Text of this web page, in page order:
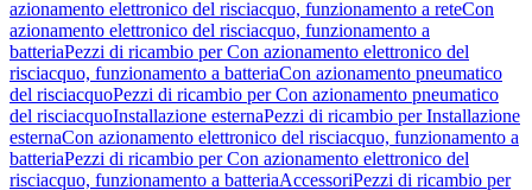
azionamento elettronico del risciacquo, funzionamento a reteCon
azionamento elettronico del risciacquo, funzionamento a
batteriaPezzi di ricambio per Con azionamento elettronico del
risciacquo, funzionamento a batteriaCon azionamento pneumatico
del risciacquoPezzi di ricambio per Con azionamento pneumatico
del risciacquoInstallazione esternaPezzi di ricambio per Installazione
esternaCon azionamento elettronico del risciacquo, funzionamento a
batteriaPezzi di ricambio per Con azionamento elettronico del
risciacquo, funzionamento a batteriaAccessoriPezzi di ricambio per